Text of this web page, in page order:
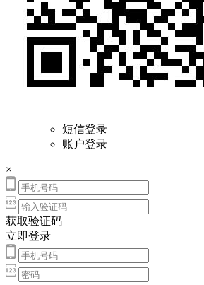
短信登录
账户登录
×
获取验证码
立即登录